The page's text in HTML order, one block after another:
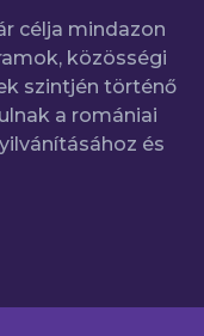
célja mindazon
közösségi
szintjén történő
a romániai
és